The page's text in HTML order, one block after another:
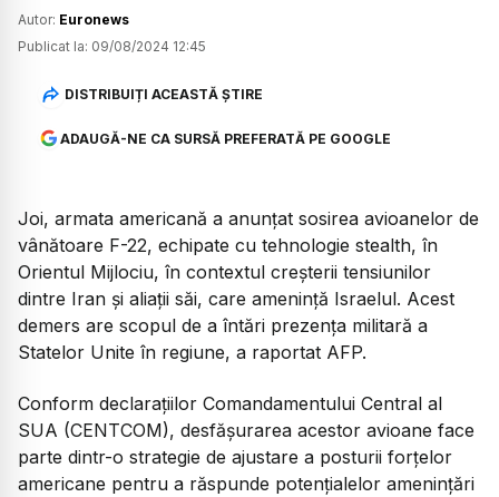
Autor: Euronews
Publicat la: 09/08/2024 12:45
DISTRIBUIȚI ACEASTĂ ȘTIRE
ADAUGĂ-NE CA SURSĂ PREFERATĂ PE GOOGLE
Joi, armata americană a anunțat sosirea avioanelor de
vânătoare F-22, echipate cu tehnologie stealth, în
Orientul Mijlociu, în contextul creșterii tensiunilor
dintre Iran și aliații săi, care amenință Israelul. Acest
demers are scopul de a întări prezența militară a
Statelor Unite în regiune, a raportat AFP.
Conform declarațiilor Comandamentului Central al
SUA (CENTCOM), desfășurarea acestor avioane face
parte dintr-o strategie de ajustare a posturii forțelor
americane pentru a răspunde potențialelor amenințări